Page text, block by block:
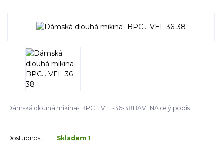
Dámská dlouhá mikina- BPC... VEL-36-38BAVLNA celý popis
Dostupnost Skladem 1